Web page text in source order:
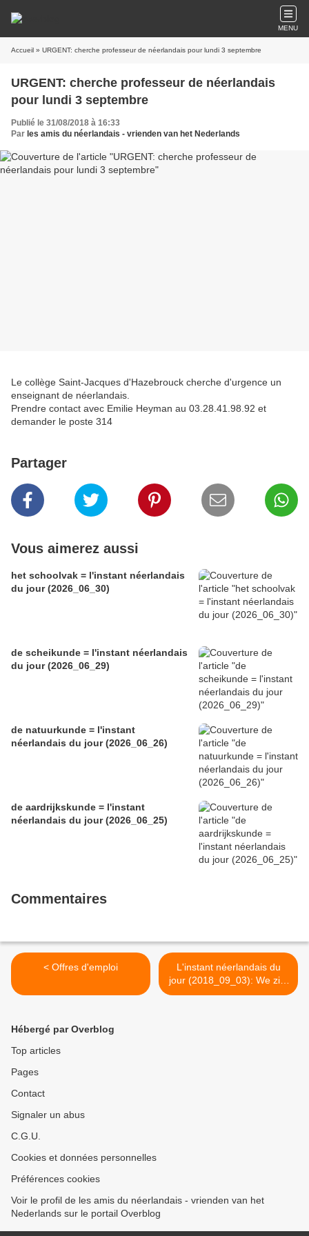
MENU
Accueil » URGENT: cherche professeur de néerlandais pour lundi 3 septembre
URGENT: cherche professeur de néerlandais
pour lundi 3 septembre
Publié le 31/08/2018 à 16:33
Par les amis du néerlandais - vrienden van het Nederlands
Le collège Saint-Jacques d'Hazebrouck cherche d'urgence un
enseignant de néerlandais.
Prendre contact avec Emilie Heyman au 03.28.41.98.92 et
demander le poste 314
Partager
Vous aimerez aussi
het schoolvak = l'instant néerlandais
du jour (2026_06_30)
de scheikunde = l'instant néerlandais
du jour (2026_06_29)
de natuurkunde = l'instant
néerlandais du jour (2026_06_26)
de aardrijkskunde = l'instant
néerlandais du jour (2026_06_25)
Commentaires
< Offres d'emploi
L'instant néerlandais du
jour (2018_09_03): We zijn
er weer >
Hébergé par Overblog
Top articles
Pages
Contact
Signaler un abus
C.G.U.
Cookies et données personnelles
Préférences cookies
Voir le profil de les amis du néerlandais - vrienden van het
Nederlands sur le portail Overblog